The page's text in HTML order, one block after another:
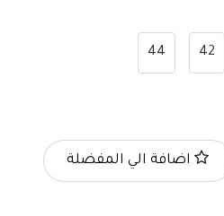
42
44
اضافة الي المفضلة